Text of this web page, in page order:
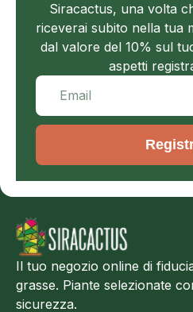
Siracactus, una volta
riceverai subito nella tua
dal valore del 10% sul
aspetti
Il tuo negozio online di
grasse. Piante selezionate
sicurezza.